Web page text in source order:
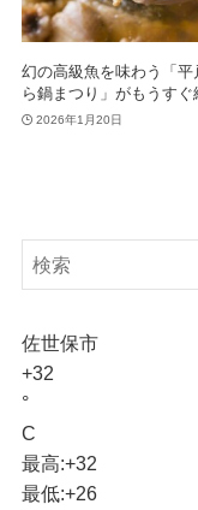
幻の高級魚を味わう「平
ら鍋まつり」がもうすぐ
2026年1月20日
佐世保市
+32
°
C
最高:+32
最低:+26